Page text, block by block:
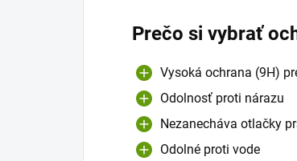
Prečo si vybrať
Vysoká ochrana (9H)
Odolnosť proti nárazu
Nezanecháva otlačky
Odolné proti vode